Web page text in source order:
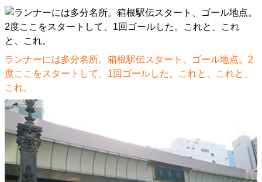
ランナーには多分名所。箱根駅伝スタート、ゴール地点。2
度ここをスタートして、1回ゴールした。
これと、 これと、
これ。